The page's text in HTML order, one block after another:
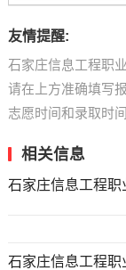
友情提醒:
石家庄信息工程职
请在上方准确填写
志愿时间和录取时
相关信息
石家庄信息工程职
石家庄信息工程